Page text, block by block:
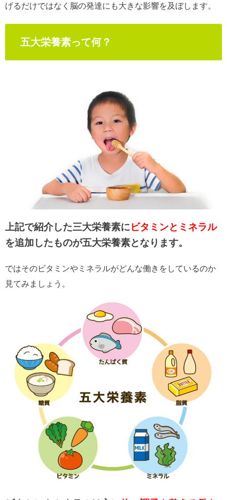
げるだけではなく脳の発達にも大きな影響を及ぼします。
五大栄養素って何？
上記で紹介した三大栄養素にビタミンとミネラル
を追加したものが五大栄養素となります。
ではそのビタミンやミネラルがどんな働きをしているのか
見てみましょう。